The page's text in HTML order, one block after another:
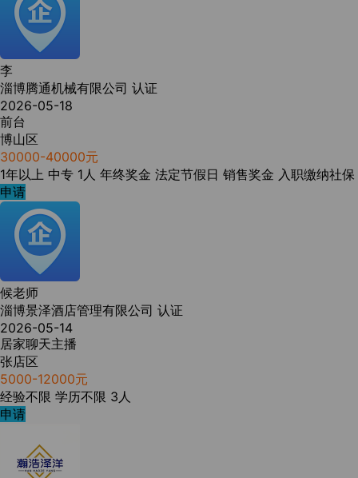
李
淄博腾通机械有限公司 认证
2026-05-18
前台
博山区
30000-40000元
1年以上 中专 1人 年终奖金 法定节假日 销售奖金 入职缴纳社保
申请
候老师
淄博景泽酒店管理有限公司 认证
2026-05-14
居家聊天主播
张店区
5000-12000元
经验不限 学历不限 3人
申请